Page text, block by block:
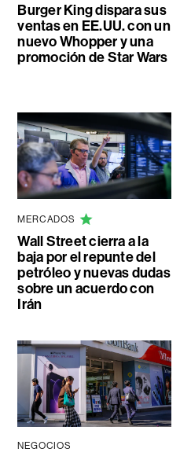
Burger King dispara sus
ventas en EE.UU. con un
nuevo Whopper y una
promoción de Star Wars
MERCADOS
Wall Street cierra a la
baja por el repunte del
petróleo y nuevas dudas
sobre un acuerdo con
Irán
NEGOCIOS